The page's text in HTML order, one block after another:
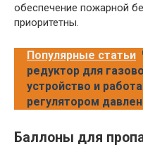
обеспечение пожарной
приоритетны.
Популярные статьи
редуктор для
устройство и
регулятором
Баллоны для